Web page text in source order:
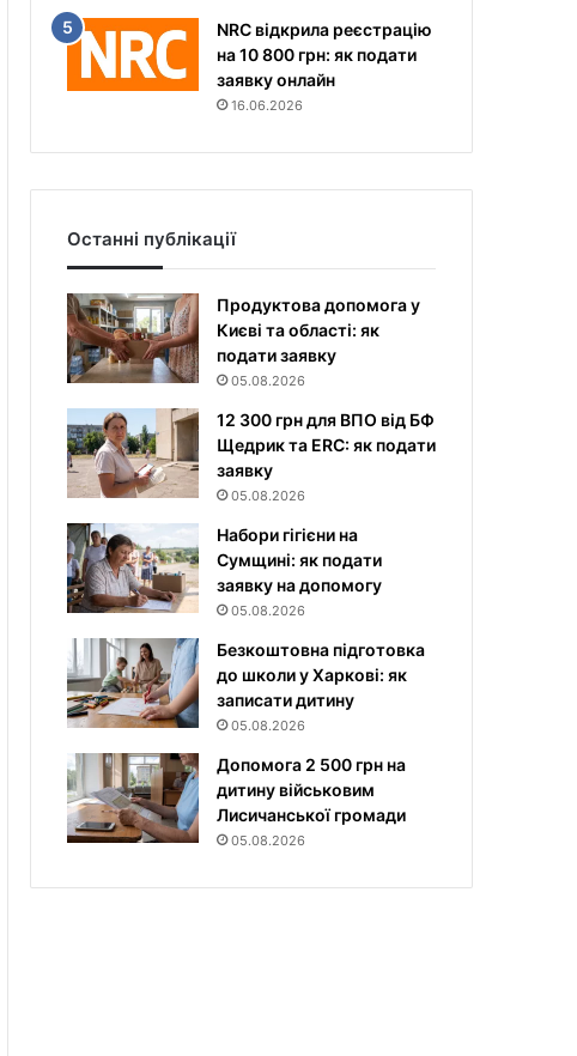
NRC відкрила реєстрацію
на 10 800 грн: як подати
заявку онлайн
16.06.2026
Останні публікації
Продуктова допомога у
Києві та області: як
подати заявку
05.08.2026
12 300 грн для ВПО від БФ
Щедрик та ERC: як подати
заявку
05.08.2026
Набори гігієни на
Сумщині: як подати
заявку на допомогу
05.08.2026
Безкоштовна підготовка
до школи у Харкові: як
записати дитину
05.08.2026
Допомога 2 500 грн на
дитину військовим
Лисичанської громади
05.08.2026